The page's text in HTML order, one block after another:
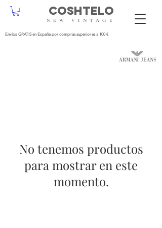
NEW VINTAGE
Envíos GRATIS en España por compras superiores a 100 €
COSHTELO
No tenemos productos
para mostrar en este
momento.